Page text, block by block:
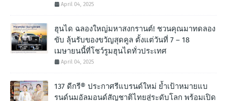
April 04, 2025
ฮุนได ฉลองใหญ่มหาสงกรานต์! ชวนคุณมาทดลอง
ขับ ลุ้นรับของขวัญสุดคูล ตั้งแต่วันที่ 7 – 18
เมษายนนี้ที่โชว์รูมฮุนไดทั่วประเทศ
April 04, 2025
137 ดีกรี® ประกาศรีแบรนด์ใหม่ ย้ำเป้าหมายแบ
รนด์นมอัลมอนด์สัญชาติไทยสู่ระดับโลก พร้อมเปิด